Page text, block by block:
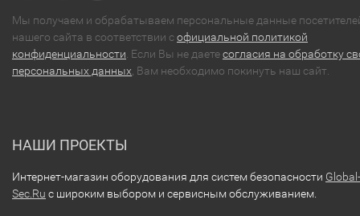
Мы получаем и обрабатываем персональные данные
нашего сайта в соответствии софициальной политикой
конфиденциальности. Если Вы не даетесогласия на обработку
персональных данных, Вам необходимо покинуть наш сайт.
НАШИ ПРОЕКТЫ
Интернет-магазин оборудования для систем безопасности Global-
Sec.Ru с широким выбором и сервисным обслуживанием.